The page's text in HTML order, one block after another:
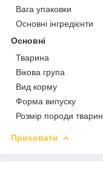
Вага упаковки
Основні інгредієнти
Основні
Тварина
Вікова група
Вид корму
Форма випуску
Розмір породи тварин
Приховати